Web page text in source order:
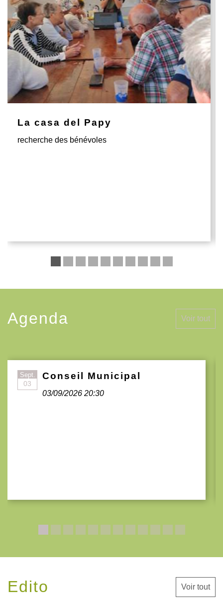
La casa del Papy
recherche des bénévoles
Agenda Voir tout
Sept.
03
Conseil Municipal
03/09/2026 20:30
Edito Voir tout